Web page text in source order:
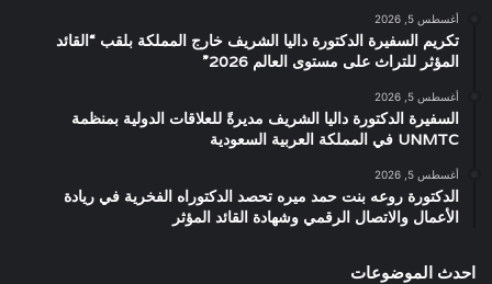
أغسطس 5, 2026
تكريم السفيرة الدكتورة داليا الشريف خارج المملكة بلقب “القائد
المؤثر للتراث على مستوى العالم 2026”
أغسطس 5, 2026
السفيرة الدكتورة داليا الشريف مديرةً للعلاقات الدولية بمنظمة
UNMTC في المملكة العربية السعودية
أغسطس 5, 2026
الدكتورة روعه بنت حمد ميره تحصد الدكتوراه الفخرية في ريادة
الأعمال والاتصال الرقمي وشهادة القائد المؤثر
احدث الموضوعات